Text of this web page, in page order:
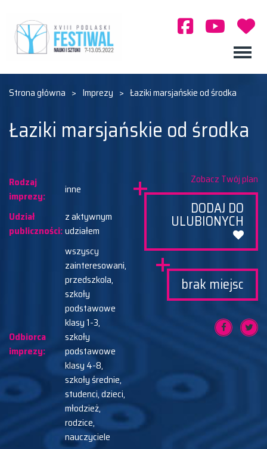
Strona główna > Imprezy > Łaziki marsjańskie od środka
Łaziki marsjańskie od środka
Rodzaj
imprezy:
inne
Udział
publiczności:
z aktywnym
udziałem
Odbiorca
imprezy:
wszyscy
zainteresowani,
przedszkola,
szkoły
podstawowe
klasy 1-3,
szkoły
podstawowe
klasy 4-8,
szkoły średnie,
studenci, dzieci,
młodzież,
rodzice,
nauczyciele
Zobacz Twój plan
DODAJ DO
ULUBIONYCH
brak miejsc